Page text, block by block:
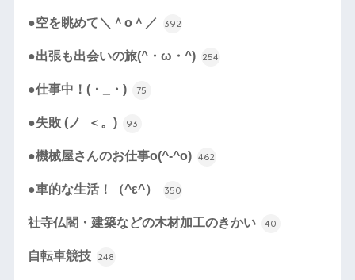
●空を眺めて＼＾o＾／ 392
●出張も出会いの旅(^・ω・^) 254
●仕事中！(・_・) 75
●失敗 (ノ_＜。) 93
●機械屋さんのお仕事o(^-^o) 462
●車的な生活！（^ε^） 350
社寺仏閣・建築などの木材加工のきかい 40
自転車競技 248